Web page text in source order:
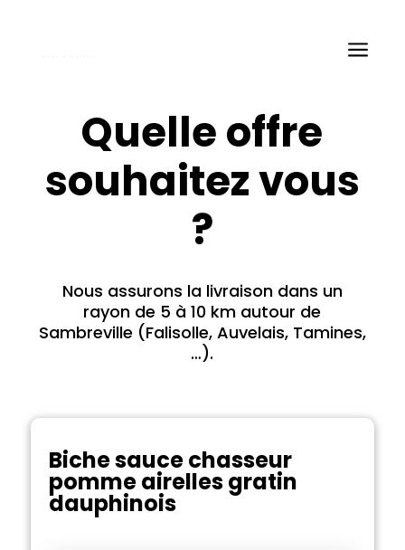
a
Quelle offre
souhaitez vous
?
Nous assurons la livraison dans un
rayon de 5 à 10 km autour de
Sambreville (Falisolle, Auvelais, Tamines,
…).
Biche sauce chasseur
pomme airelles gratin
dauphinois